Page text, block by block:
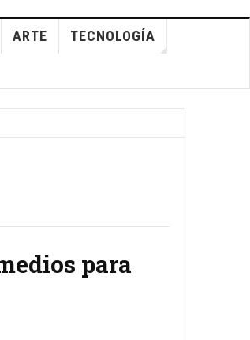
ARTE TECNOLOGÍA
para